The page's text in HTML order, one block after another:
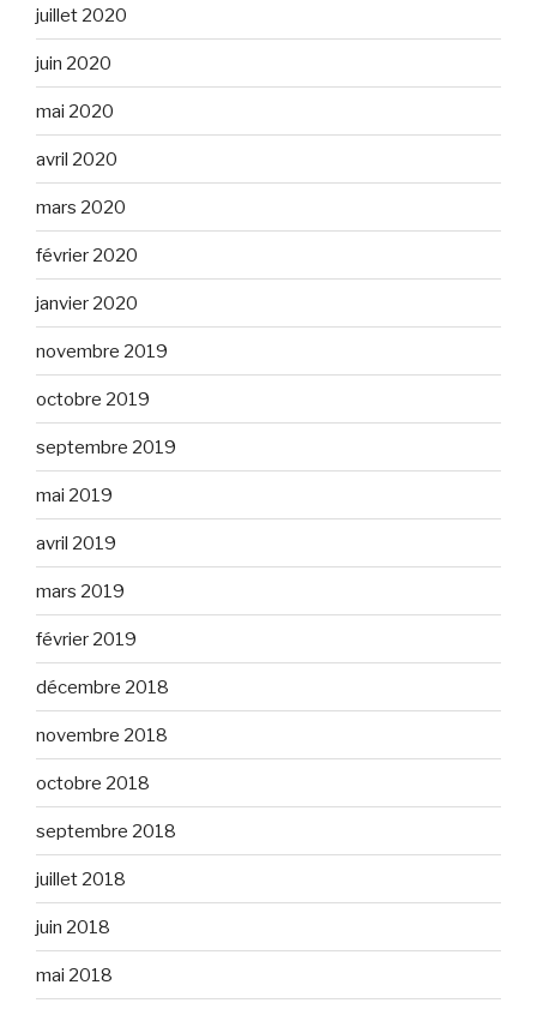
juillet 2020
juin 2020
mai 2020
avril 2020
mars 2020
février 2020
janvier 2020
novembre 2019
octobre 2019
septembre 2019
mai 2019
avril 2019
mars 2019
février 2019
décembre 2018
novembre 2018
octobre 2018
septembre 2018
juillet 2018
juin 2018
mai 2018